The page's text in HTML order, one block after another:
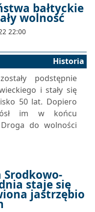
bałtyckie
wolność
22:00
Historia
podstępnie
i stały się
50 lat. Dopiero
im w końcu
do wolności
Środkowo-
staje się
jastrzębio